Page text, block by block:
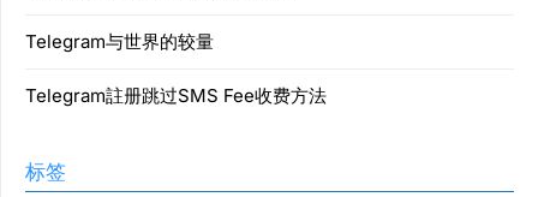
Telegram与世界的较量
Telegram註册跳过SMS Fee收费方法
标签